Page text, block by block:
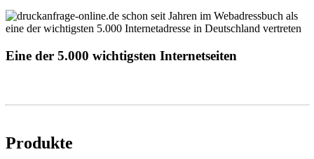
Eine der 5.000 wichtigsten Internetseiten
Produkte